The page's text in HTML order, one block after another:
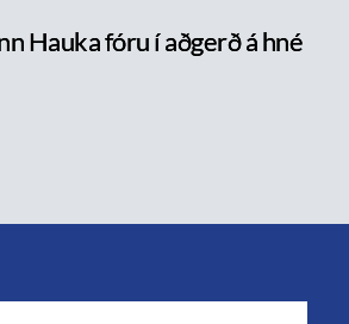
Hauka fóru í aðgerð á hné